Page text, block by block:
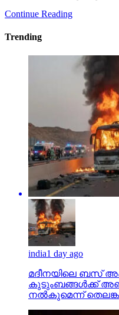
Continue Reading
Trending
india1 day ago
മദീനയിലെ ബസ്
കുടുംബങ്ങള്‍ക്ക്
നല്‍കുമെന്ന്